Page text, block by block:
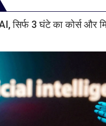
सिर्फ 3 घंटे का कोर्स और